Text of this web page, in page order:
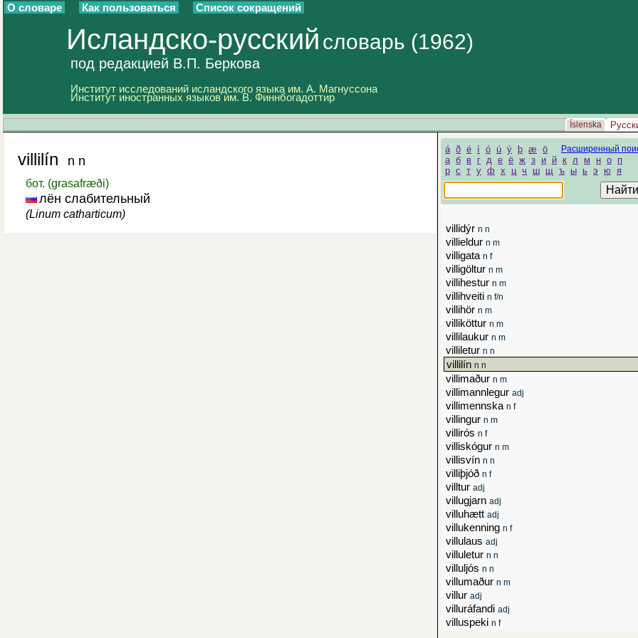
О словаре Как пользоваться Список сокращений
Исландско-русский словарь (1962)
под редакцией В.П. Беркова
Институт исследований исландского языка им. А. Магнуссона
Институт иностранных языков им. В. Финнбогадоттир
Íslenska
villilín n n
бот. (grasafræði)
лён слабительный
(Linum catharticum)
Расширенный
á ð é í ó ú ý þ æ ö
а б в г д е ё ж з и й к л м н о п
р с т у ф х ц ч ш щ ъ ы ь э ю я
villidýr n n
villieldur n m
villigata n f
villigöltur n m
villihestur n m
villihveiti n f/n
villihör n m
villiköttur n m
villilaukur n m
villiletur n n
villilín n n
villimaður n m
villimannlegur adj
villimennska n f
villingur n m
villirós n f
villiskógur n m
villisvín n n
villiþjóð n f
villtur adj
villugjarn adj
villuhætt adj
villukenning n f
villulaus adj
villuletur n n
villuljós n n
villumaður n m
villur adj
villuráfandi adj
villuspeki n f